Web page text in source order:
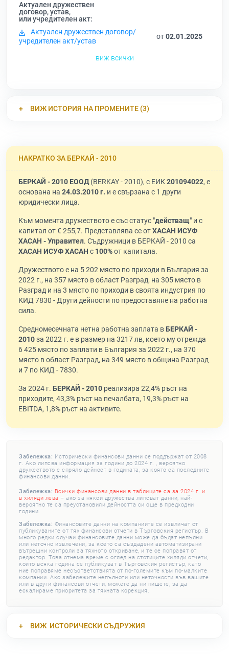
Актуален дружествен
договор, устав,
или учредителен акт:
Актуален дружествен договор/
учредителен акт/устав
от02.01.2025
виж всички
ВИЖ ИСТОРИЯ НА ПРОМЕНИТЕ (3)
НАКРАТКО ЗА БЕРКАЙ - 2010
БЕРКАЙ - 2010 ЕООД(BERKAY - 2010), с ЕИК201094022, е
основана на 24.03.2010 г. и е свързана с 1 други
юридически лица.
Към момента дружеството е със статус "действащ" и с
капитал от € 255,7. Представлява се отХАСАН ИСУФ
ХАСАН - Управител. Съдружници в БЕРКАЙ - 2010 са
ХАСАН ИСУФ ХАСАН с 100%от капитала.
Дружеството е на 5 202 място по приходи в България за
2022 г., на 357 място в област Разград, на 305 място в
Разград и на 3 място по приходи в своята индустрия по
КИД 7830 - Други дейности по предоставяне на работна
сила.
Средномесечната нетна работна заплата вБЕРКАЙ -
2010за 2022 г. е в размер на 3217 лв, което му отрежда
6 425 място по заплати в България за 2022 г., на 370
място в област Разград, на 349 място в община Разград
и 7 по КИД - 7830.
За 2024 г. БЕРКАЙ - 2010 реализира 22,4% ръст на
приходите, 43,3% ръст на печалбата, 19,3% ръст на
EBITDA, 1,8% ръст на активите.
Забележка: Исторически финансови данни се поддържат от 2008
г. Ако липсва информация за години до 2024 г. , вероятно
дружеството е спряло дейност в годината, за която са последните
финансови данни.
Забележка: Всички финансови данни в таблиците са за 2024 г. и
в хиляди лева – ако за някои дружества липсват данни, най-
вероятно те са преустановили дейността си още в предходни
години.
Забележка: Финансовите данни на компаниите се извличат от
публикуваните от тях финансови отчети в Търговския регистър. В
много редки случаи финансовите данни може да бъдат непълни
или неточно извлечени, за което са създадени автоматизирани
вътрешни контроли за тяхното откриване, и те се поправят от
редактор. Това отнема време с оглед на стотиците хиляди отчети,
които всяка година се публикуват в Търговския регистър, като
ние поправяме несъответствията от по-големите към по-малките
компании. Ако забележите непълноти или неточности във вашите
или в други финансови отчети, можете да ни пишете, за да
ескалираме приоритета за тяхната корекция.
ВИЖ ИСТОРИЧЕСКИ СЪДРУЖИЯ